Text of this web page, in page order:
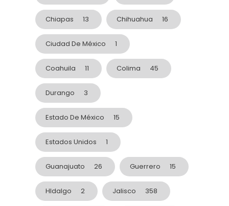
Chiapas 13 Chihuahua 16
Ciudad De México 1
Coahuila 11 Colima 45
Durango 3
Estado De México 15
Estados Unidos 1
Guanajuato 26 Guerrero 15
HIdalgo 2 Jalisco 358